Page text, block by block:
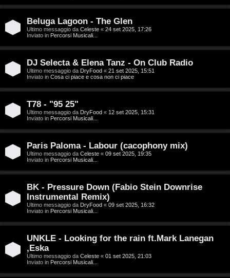
a
A
r
g
o
m
e
n
t
i
a
t
t
Beluga Lagoon - The Glen
Ultimo messaggio da Celeste « 24 set 2025, 17:26
Inviato in Percorsi Musicali...
DJ Selecta & Elena Tanz - On Club Radio
Ultimo messaggio da DryFood « 21 set 2025, 15:51
Inviato in Cosa ci piace e cosa non ci piace
T78 - "95 25"
Ultimo messaggio da DryFood « 12 set 2025, 15:31
Inviato in Percorsi Musicali...
Paris Paloma - Labour (cacophony mix)
Ultimo messaggio da Celeste « 09 set 2025, 19:35
Inviato in Percorsi Musicali...
BK - Pressure Down (Fabio Stein Downrise
Instrumental Remix)
Ultimo messaggio da DryFood « 09 set 2025, 16:32
Inviato in Percorsi Musicali...
UNKLE - Looking for the rain ft.Mark Lanegan
,Eska
Ultimo messaggio da Celeste « 01 set 2025, 21:03
Inviato in Percorsi Musicali...
i
n
o
i
n
T
o
u
r
u
s
c
a